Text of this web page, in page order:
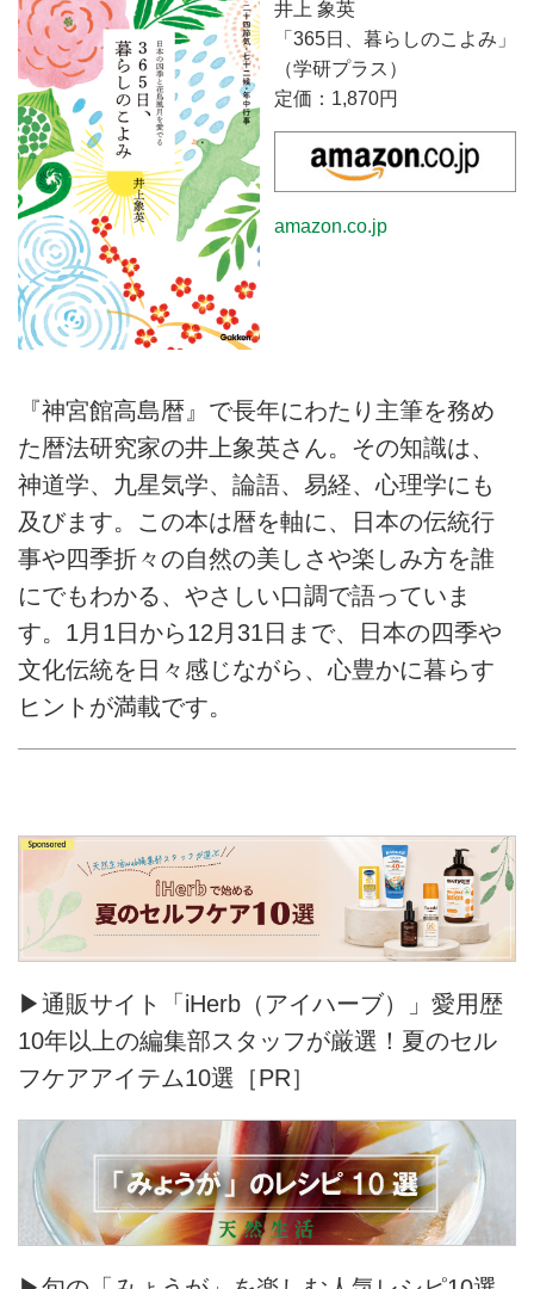
井上 象英
「365日、暮らしのこよみ」
（学研プラス）
定価：1,870円
amazon.co.jp
『神宮館高島暦』で長年にわたり主筆を務め
た暦法研究家の井上象英さん。その知識は、
神道学、九星気学、論語、易経、心理学にも
及びます。この本は暦を軸に、日本の伝統行
事や四季折々の自然の美しさや楽しみ方を誰
にでもわかる、やさしい口調で語っていま
す。1月1日から12月31日まで、日本の四季や
文化伝統を日々感じながら、心豊かに暮らす
ヒントが満載です。
▶通販サイト「iHerb（アイハーブ）」愛用歴
10年以上の編集部スタッフが厳選！夏のセル
フケアアイテム10選［PR］